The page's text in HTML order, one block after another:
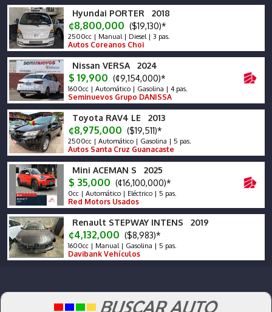
Hyundai PORTER 2018
¢8,800,000 ($19,130)*
2500cc | Manual | Diesel | 3 pas.
Autos Coreanos Choi
Nissan VERSA 2024
$ 19,900 (¢9,154,000)*
1600cc | Automático | Gasolina | 4 pas.
Seminuevos Grupo DANISSA
Toyota RAV4 LE 2013
¢8,975,000 ($19,511)*
2500cc | Automático | Gasolina | 5 pas.
Autos Santa Cruz Guanacaste
Mini ACEMAN S 2025
$ 35,000 (¢16,100,000)*
0cc | Automático | Eléctrico | 5 pas.
Red Motors Usados
Renault STEPWAY INTENS 2019
¢4,132,000 ($8,983)*
1600cc | Manual | Gasolina | 5 pas.
Davibank Vehículos